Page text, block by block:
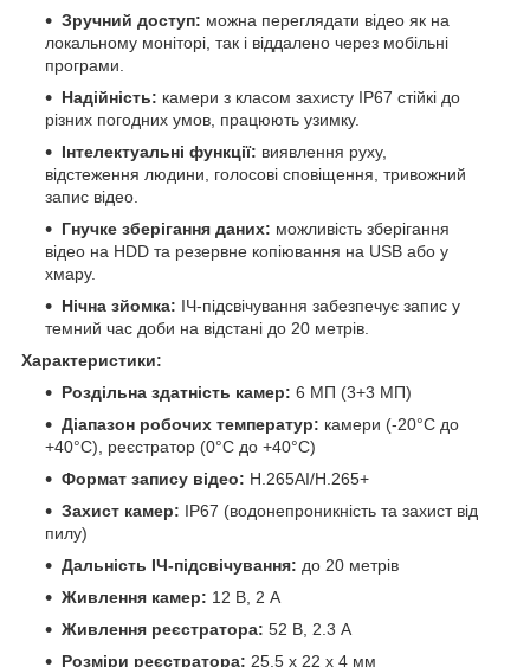
Зручний доступ: можна переглядати відео як на
локальному моніторі, так і віддалено через мобільні
програми.
Надійність: камери з класом захисту IP67 стійкі до
різних погодних умов, працюють узимку.
Інтелектуальні функції: виявлення руху,
відстеження людини, голосові сповіщення, тривожний
запис відео.
Гнучке зберігання даних: можливість зберігання
відео на HDD та резервне копіювання на USB або у
хмару.
Нічна зйомка: ІЧ-підсвічування забезпечує запис у
темний час доби на відстані до 20 метрів.
Характеристики:
Роздільна здатність камер: 6 МП (3+3 МП)
Діапазон робочих температур: камери (-20°С до
+40°С), реєстратор (0°С до +40°С)
Формат запису відео: H.265AI/H.265+
Захист камер: IP67 (водонепроникність та захист від
пилу)
Дальність ІЧ-підсвічування: до 20 метрів
Живлення камер: 12 В, 2 А
Живлення реєстратора: 52 В, 2.3 А
Розміри реєстратора: 25.5 х 22 х 4 мм